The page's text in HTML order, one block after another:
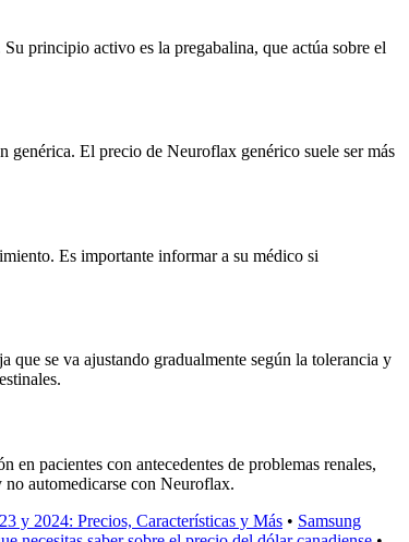
principio activo es la pregabalina, que actúa sobre el
genérica. El precio de Neuroflax genérico suele ser más
Es importante informar a su médico si
se va ajustando gradualmente según la tolerancia y
pacientes con antecedentes de problemas renales,
no automedicarse con Neuroflax.
y 2024: Precios, Características y Más • Samsung